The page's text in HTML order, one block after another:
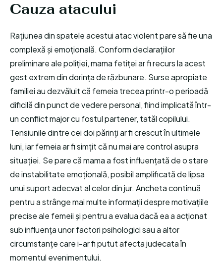
Cauza atacului
Rațiunea din spatele acestui atac violent pare să fie una
complexă și emoțională. Conform declarațiilor
preliminare ale poliției, mama fetiței ar fi recurs la acest
gest extrem din dorința de răzbunare. Surse apropiate
familiei au dezvăluit că femeia trecea printr-o perioadă
dificilă din punct de vedere personal, fiind implicată într-
un conflict major cu fostul partener, tatăl copilului.
Tensiunile dintre cei doi părinți ar fi crescut în ultimele
luni, iar femeia ar fi simțit că nu mai are control asupra
situației. Se pare că mama a fost influențată de o stare
de instabilitate emoțională, posibil amplificată de lipsa
unui suport adecvat al celor din jur. Ancheta continuă
pentru a strânge mai multe informații despre motivațiile
precise ale femeii și pentru a evalua dacă ea a acționat
sub influența unor factori psihologici sau a altor
circumstanțe care i-ar fi putut afecta judecata în
momentul evenimentului.